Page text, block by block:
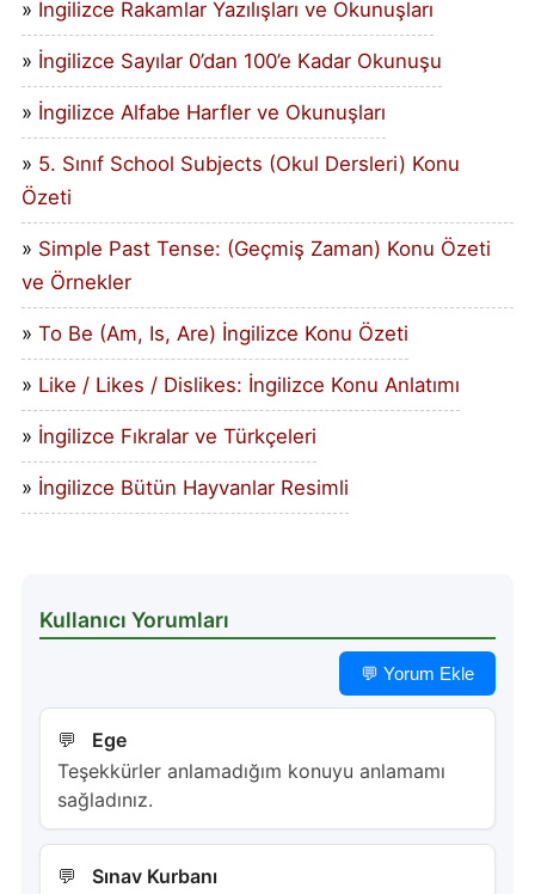
İngilizce Rakamlar Yazılışları ve Okunuşları
İngilizce Sayılar 0’dan 100’e Kadar Okunuşu
İngilizce Alfabe Harfler ve Okunuşları
5. Sınıf School Subjects (Okul Dersleri) Konu
Özeti
Simple Past Tense: (Geçmiş Zaman) Konu Özeti
ve Örnekler
To Be (Am, Is, Are) İngilizce Konu Özeti
Like / Likes / Dislikes: İngilizce Konu Anlatımı
İngilizce Fıkralar ve Türkçeleri
İngilizce Bütün Hayvanlar Resimli
Kullanıcı Yorumları
💬 Yorum Ekle
Ege
Teşekkürler anlamadığım konuyu anlamamı
sağladınız.
Sınav Kurbanı